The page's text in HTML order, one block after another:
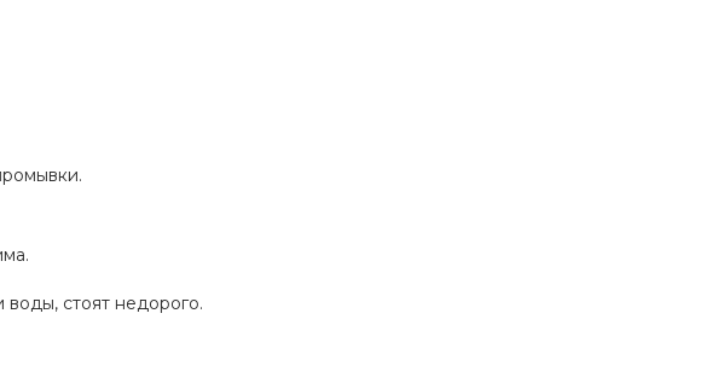
стоят недорого.